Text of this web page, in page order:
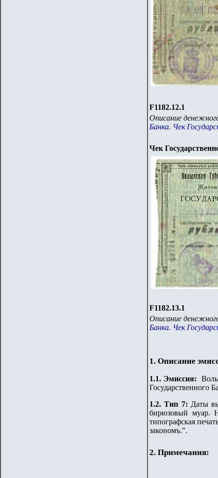
F1182.12.1
Описание
Банка. Чек
Чек
F1182.13.1
Описание
Банка. Чек
1. Описание
1.1. Эмиссия:
Государственного
1.2. Тип 7: Даты
бирюзовый муар.
типографская
закономъ.".
2. Примечания: